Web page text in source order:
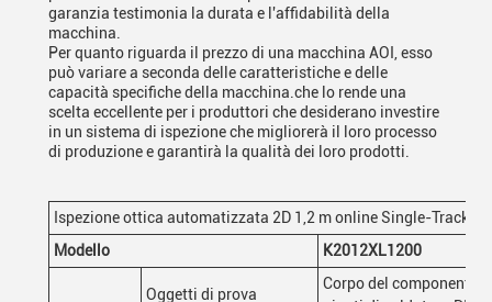
garanzia testimonia la durata e l'affidabilità della
macchina.
Per quanto riguarda il prezzo di una macchina AOI, esso
può variare a seconda delle caratteristiche e delle
capacità specifiche della macchina.che lo rende una
scelta eccellente per i produttori che desiderano investire
in un sistema di ispezione che migliorerà il loro processo
di produzione e garantirà la qualità dei loro prodotti.
Ispezione ottica automatizzata 2D 1,2 m online Single-Track
Modello
K2012XL1200
Oggetti di prova
Corpo del componente